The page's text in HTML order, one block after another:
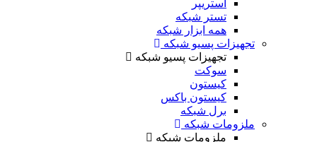
استریپر
تستر شبکه
همه ابزار شبکه
تجهیزات پسیو شبکه
تجهیزات پسیو شبکه
سوکت
کیستون
کیستون باکس
برل شبکه
ملزومات شبکه
ملزومات شبکه